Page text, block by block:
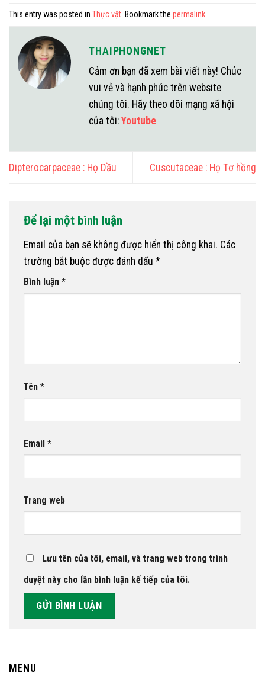
This entry was posted in Thực vật. Bookmark the permalink.
THAIPHONGNET
Cảm ơn bạn đã xem bài viết này! Chúc
vui vẻ và hạnh phúc trên website
chúng tôi. Hãy theo dõi mạng xã hội
của tôi:Youtube
Dipterocarpaceae : Họ Dầu Cuscutaceae : Họ Tơ hồng
Để lại một bình luận
Email của bạn sẽ không được hiển thị công khai. Các
trường bắt buộc được đánh dấu *
Bình luận *
Tên *
Email *
Trang web
Lưu tên của tôi, email, và trang web trong trình
duyệt này cho lần bình luận kế tiếp của tôi.
MENU